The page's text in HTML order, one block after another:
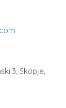
3, Skopje,